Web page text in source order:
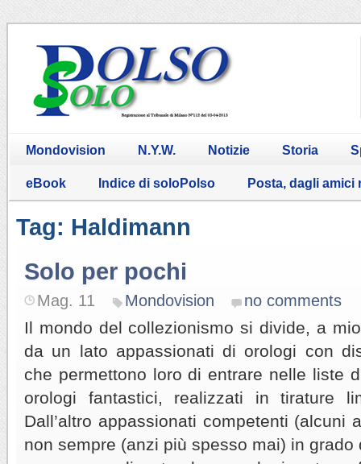
Mondovision N.Y.W. Notizie Storia
eBook Indice di soloPolso Posta, dagli amici
Tag: Haldimann
Solo per pochi
Mag. 11 Mondovision no comments
Il mondo del collezionismo si divide, a
da un lato appassionati di orologi con
che permettono loro di entrare nelle liste
orologi fantastici, realizzati in tirature
Dall’altro appassionati competenti (alcuni
non sempre (anzi più spesso mai) in